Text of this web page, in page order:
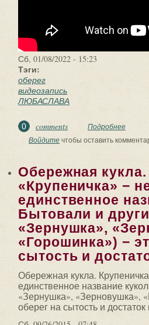
Сб, 01/08/2022 - 15:23
Тэги:
оберег
видеозапись
ЛЮБАСЛАВА
0 comments Подробнее
Войдитечтобы оставить
Обережная
«Крупеничка» −
единственное
Бытовали и
«Зернушка»,
«Горошинка») −
сытость и
Обережная кукла.
единственное название
«Зернушка», «Зерновушка»,
оберег на сытость и